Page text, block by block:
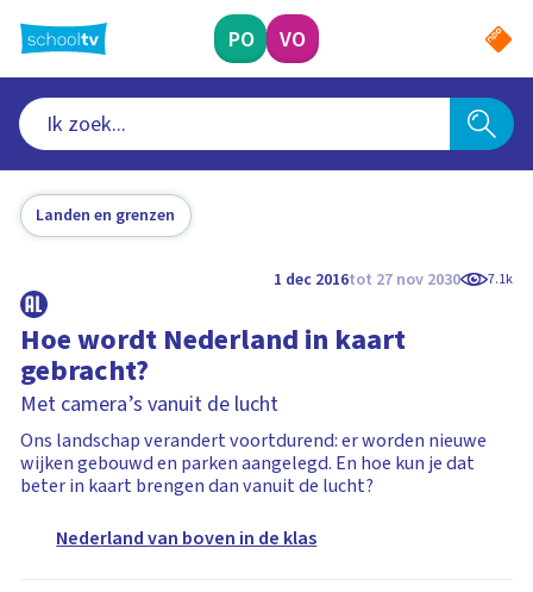
naar
hoofdinhoud
PO VO
Landen en grenzen
1 dec 2016tot 27 nov 2030 7.1k
Hoe wordt Nederland in kaart
gebracht?
Met camera’s vanuit de lucht
Ons landschap verandert voortdurend: er worden nieuwe
wijken gebouwd en parken aangelegd. En hoe kun je dat
beter in kaart brengen dan vanuit de lucht?
Nederland van boven in de klas